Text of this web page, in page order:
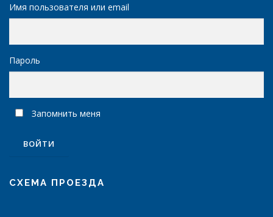
Имя пользователя или email
Пароль
Запомнить меня
СХЕМА ПРОЕЗДА